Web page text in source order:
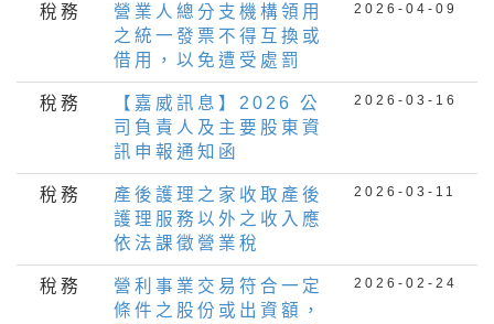
稅務
營業人總分支機構領用
之統一發票不得互換或
借用，以免遭受處罰
2026-04-09
稅務
【嘉威訊息】2026 公
司負責人及主要股東資
訊申報通知函
2026-03-16
稅務
產後護理之家收取產後
護理服務以外之收入應
依法課徵營業稅
2026-03-11
稅務
營利事業交易符合一定
條件之股份或出資額，
2026-02-24